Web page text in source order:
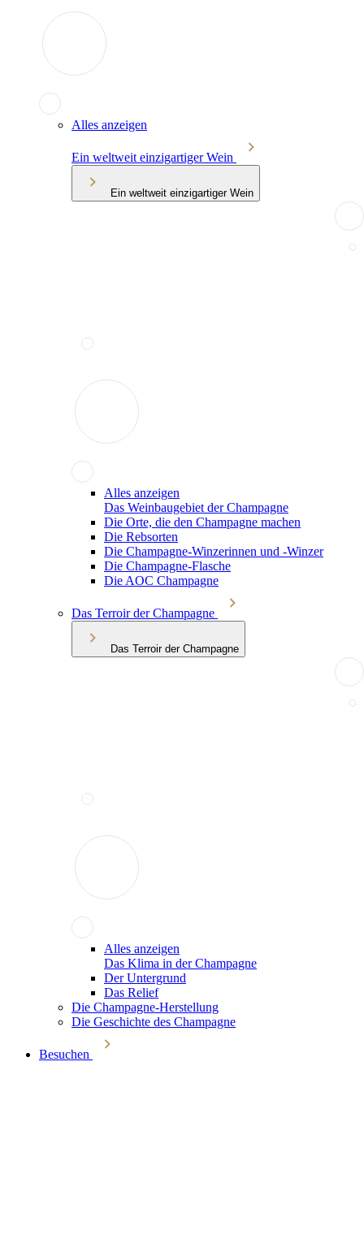
Alles anzeigen
Ein weltweit einzigartiger Wein
Ein weltweit einzigartiger Wein
Alles anzeigen
Das Weinbaugebiet der Champagne
Die Orte, die den Champagne machen
Die Rebsorten
Die Champagne-Winzerinnen und -Winzer
Die Champagne-Flasche
Die AOC Champagne
Das Terroir der Champagne
Das Terroir der Champagne
Alles anzeigen
Das Klima in der Champagne
Der Untergrund
Das Relief
Die Champagne-Herstellung
Die Geschichte des Champagne
Besuchen